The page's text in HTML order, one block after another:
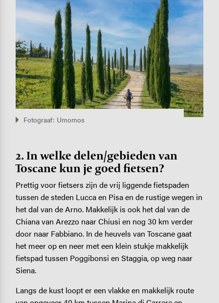
Fotograaf: Umomos
2. In welke delen/gebieden van
Toscane kun je goed fietsen?
Prettig voor fietsers zijn de vrij liggende fietspaden
tussen de steden Lucca en Pisa en de rustige wegen in
het dal van de Arno. Makkelijk is ook het dal van de
Chiana van Arezzo naar Chiusi en nog 30 km verder
door naar Fabbiano. In de heuvels van Toscane gaat
het meer op en neer met een klein stukje makkelijk
fietspad tussen Poggibonsi en Staggia, op weg naar
Siena.
Langs de kust loopt er een vlakke en makkelijk route